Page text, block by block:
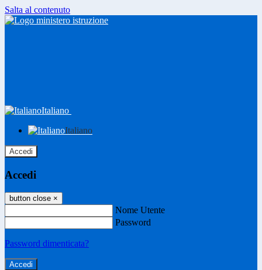
Salta al contenuto
Italiano
Italiano
Accedi
Accedi
button close ×
Nome Utente
Password
Password dimenticata?